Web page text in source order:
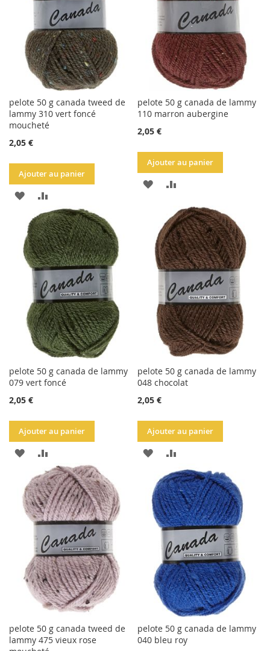
D'ACHATS
D'ACHATS
pelote 50 g canada tweed de
lammy 310 vert foncé
moucheté
2,05 €
Ajouter au panier
AJOUTER
LA
LISTE
D'ACHATS
AU
COMPARATEUR
pelote 50 g canada de lammy
110 marron aubergine
2,05 €
Ajouter au panier
AJOUTER
LA
LISTE
D'ACHATS
COMPARATEUR
pelote 50 g canada de lammy
079 vert foncé
2,05 €
Ajouter au panier
AJOUTER
LA
LISTE
D'ACHATS
AU
COMPARATEUR
pelote 50 g canada de lammy
048 chocolat
2,05 €
Ajouter au panier
AJOUTER
LA
LISTE
D'ACHATS
AU
COMPARATEUR
pelote 50 g canada tweed de
lammy 475 vieux rose
pelote 50 g canada de lammy
040 bleu roy